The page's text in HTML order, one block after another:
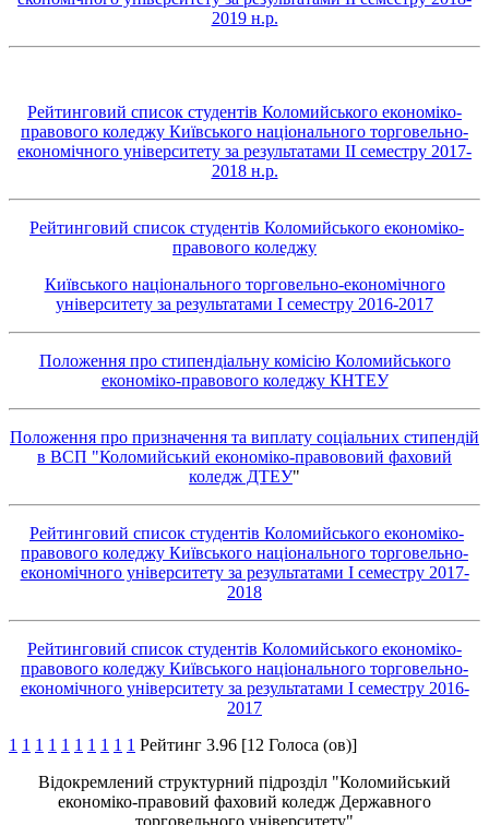
2019 н.р.
Рейтинговий список студентів Коломийського економіко-
правового коледжу Київського національного торговельно-
економічного університету за результатами ІІ семестру 2017-
2018 н.р.
Рейтинговий список студентів Коломийського економіко-
правового коледжу
Київського національного торговельно-економічного
університету за результатами І семестру 2016-2017
Положення про стипендіальну комісію Коломийського
економіко-правового коледжу КНТЕУ
Положення про призначення та виплату соціальних стипендій
в ВСП "Коломийський економіко-правововий фаховий
коледж ДТЕУ"
Рейтинговий список студентів Коломийського економіко-
правового коледжу Київського національного торговельно-
економічного університету за результатами І семестру 2017-
2018
Рейтинговий список студентів Коломийського економіко-
правового коледжу Київського національного торговельно-
економічного університету за результатами І семестру 2016-
2017
1 1 1 1 1 1 1 1 1 1 Рейтинг 3.96 [12 Голоса (ов)]
Відокремлений структурний підрозділ "Коломийський
економіко-правовий фаховий коледж Державного